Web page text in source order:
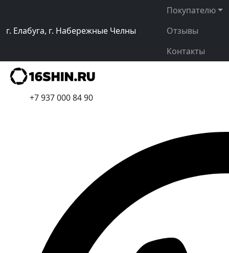
г. Елабуга, г. Набережные Челны
Покупателю
Отзывы
Контакты
+7 937 000 84 90